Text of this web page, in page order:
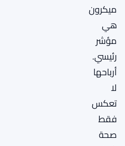
ميكرون
هي
مؤشر
رئيسي.
أرباحها
لا
تعكس
فقط
صحة